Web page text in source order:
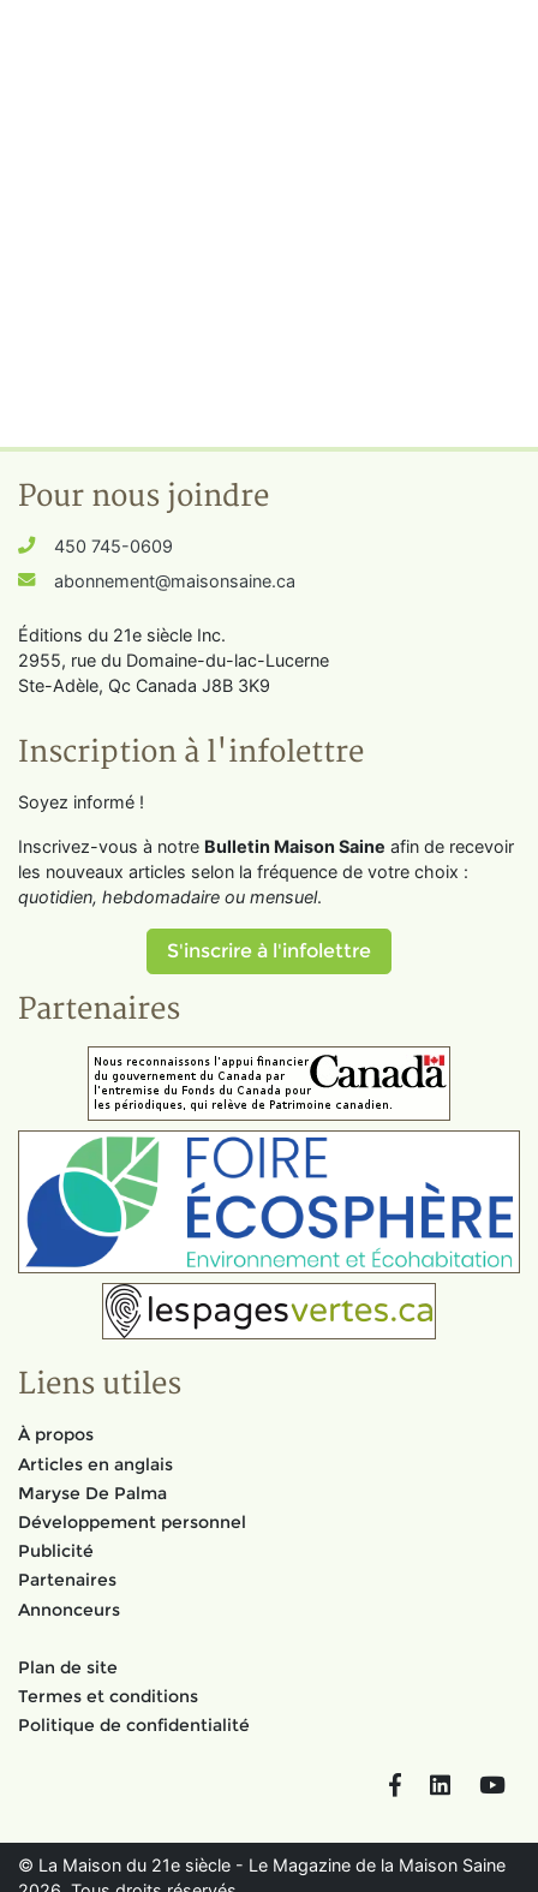
Pour nous joindre
450 745-0609
abonnement@maisonsaine.ca
Éditions du 21e siècle Inc.
2955, rue du Domaine-du-lac-Lucerne
Ste-Adèle, Qc Canada J8B 3K9
Inscription à l'infolettre
Soyez informé !
Inscrivez-vous à notre Bulletin Maison Saine afin de recevoir
les nouveaux articles selon la fréquence de votre choix :
quotidien, hebdomadaire ou mensuel.
S'inscrire à l'infolettre
Partenaires
Liens utiles
À propos
Articles en anglais
Maryse De Palma
Développement personnel
Publicité
Partenaires
Annonceurs
Plan de site
Termes et conditions
Politique de confidentialité
FacebookLinkedIn
© La Maison du 21e siècle - Le Magazine de la Maison Saine